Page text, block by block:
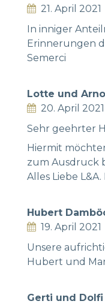
21. April 2021
In inniger
Erinnerungen
Semerci
Lotte und
20. April 2021
Sehr geehrter
Hiermit
zum Ausdruck
Alles Liebe L&A.
Hubert
19. April 2021
Unsere
Hubert und
Gerti und Dolfi